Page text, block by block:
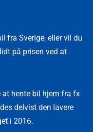
fra Sverige, eller vil du
på prisen ved at
hente bil hjem fra fx
delvist den lavere
i 2016.